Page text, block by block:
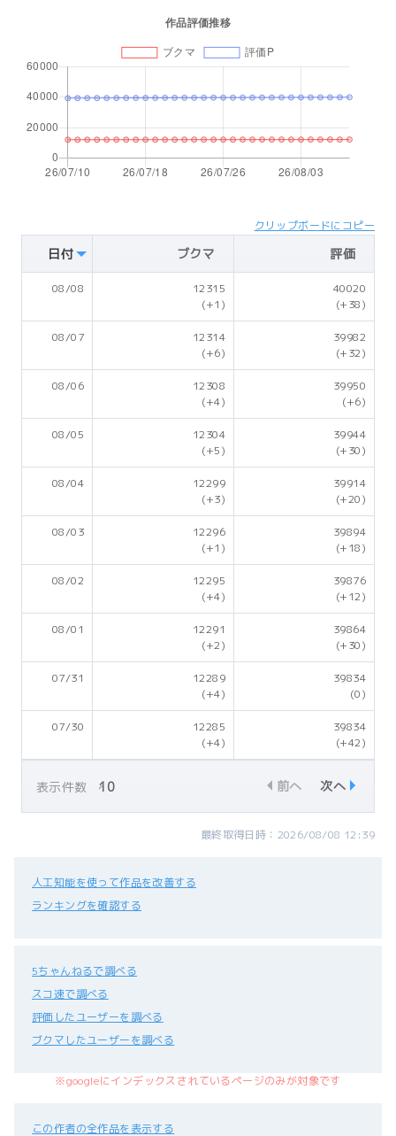
クリップボードにコピー
日付 ブクマ 評価
08/08
12315
(+1)
40020
(+38)
08/07
12314
(+6)
39982
(+32)
08/06
12308
(+4)
39950
(+6)
08/05
12304
(+5)
39944
(+30)
08/04
12299
(+3)
39914
(+20)
08/03
12296
(+1)
39894
(+18)
08/02
12295
(+4)
39876
(+12)
08/01
12291
(+2)
39864
(+30)
07/31
12289
(+4)
39834
(0)
07/30
12285
(+4)
39834
(+42)
表示件数 前へ 次へ
最終取得日時：2026/08/08 12:39
人工知能を使って作品を改善する
ランキングを確認する
5ちゃんねるで調べる
スコ速で調べる
評価したユーザーを調べる
ブクマしたユーザーを調べる
※googleにインデックスされているページのみが対象です
この作者の全作品を表示する